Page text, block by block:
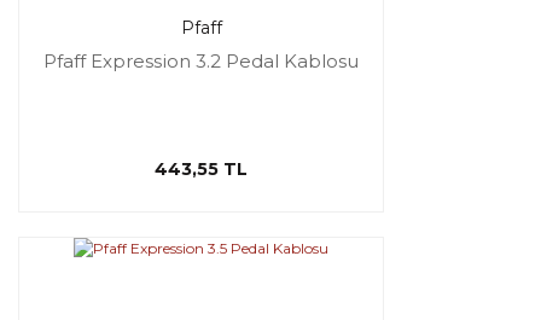
Pfaff
Pfaff Expression 3.2 Pedal Kablosu
443,55 TL